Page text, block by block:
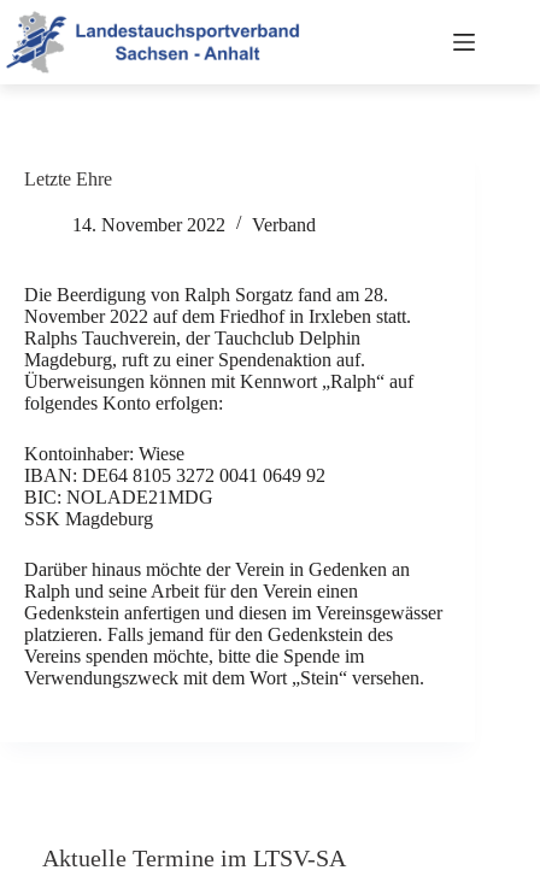
Zum
Inhalt
springen
Letzte Ehre
14. November 2022 Verband
Die Beerdigung von Ralph Sorgatz fand am 28.
November 2022 auf dem Friedhof in Irxleben statt.
Ralphs Tauchverein, der Tauchclub Delphin
Magdeburg, ruft zu einer Spendenaktion auf.
Überweisungen können mit Kennwort „Ralph“ auf
folgendes Konto erfolgen:
Kontoinhaber: Wiese
IBAN: DE64 8105 3272 0041 0649 92
BIC: NOLADE21MDG
SSK Magdeburg
Darüber hinaus möchte der Verein in Gedenken an
Ralph und seine Arbeit für den Verein einen
Gedenkstein anfertigen und diesen im Vereinsgewässer
platzieren. Falls jemand für den Gedenkstein des
Vereins spenden möchte, bitte die Spende im
Verwendungszweck mit dem Wort „Stein“ versehen.
Aktuelle Termine im LTSV-SA